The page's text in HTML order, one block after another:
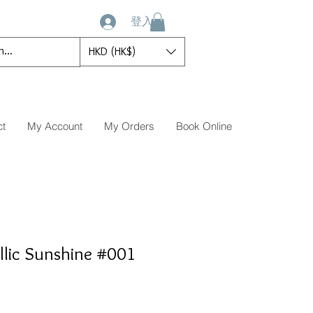
登入
HKD (HK$)
My Account My Orders Book Online
Sunshine #001